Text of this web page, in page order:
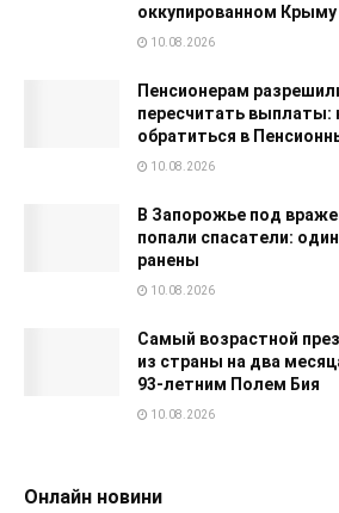
оккупированном Крыму
10.08.2026
Пенсионерам
пересчитать выплаты:
обратиться в
10.08.2026
В Запорожье под
попали спасатели:
ранены
10.08.2026
Самый возрастной
из страны на два
93-летним Полем Бия
10.08.2026
Онлайн новини